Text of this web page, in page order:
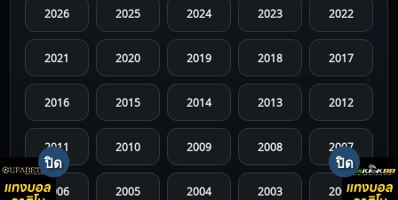
2026 2025 2024 2023 2022
2021 2020 2019 2018 2017
2016 2015 2014 2013 2012
2011 2010 2009 2008 2007
2006 2005 2004 2003 2002